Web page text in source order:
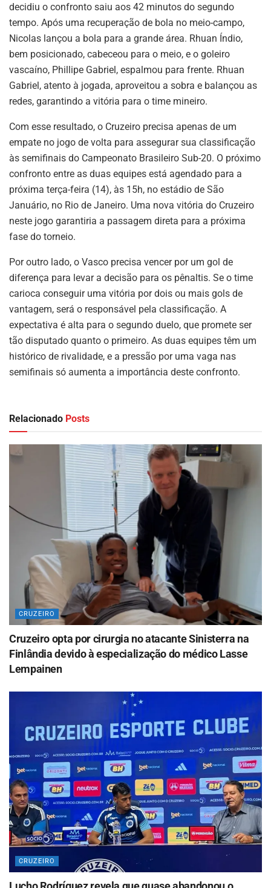
decidiu o confronto saiu aos 42 minutos do segundo
tempo. Após uma recuperação de bola no meio-campo,
Nicolas lançou a bola para a grande área. Rhuan Índio,
bem posicionado, cabeceou para o meio, e o goleiro
vascaíno, Phillipe Gabriel, espalmou para frente. Rhuan
Gabriel, atento à jogada, aproveitou a sobra e balançou as
redes, garantindo a vitória para o time mineiro.
Com esse resultado, o Cruzeiro precisa apenas de um
empate no jogo de volta para assegurar sua classificação
às semifinais do Campeonato Brasileiro Sub-20. O próximo
confronto entre as duas equipes está agendado para a
próxima terça-feira (14), às 15h, no estádio de São
Januário, no Rio de Janeiro. Uma nova vitória do Cruzeiro
neste jogo garantiria a passagem direta para a próxima
fase do torneio.
Por outro lado, o Vasco precisa vencer por um gol de
diferença para levar a decisão para os pênaltis. Se o time
carioca conseguir uma vitória por dois ou mais gols de
vantagem, será o responsável pela classificação. A
expectativa é alta para o segundo duelo, que promete ser
tão disputado quanto o primeiro. As duas equipes têm um
histórico de rivalidade, e a pressão por uma vaga nas
semifinais só aumenta a importância deste confronto.
Relacionado Posts
CRUZEIRO
Cruzeiro opta por cirurgia no atacante Sinisterra na
Finlândia devido à especialização do médico Lasse
Lempainen
CRUZEIRO